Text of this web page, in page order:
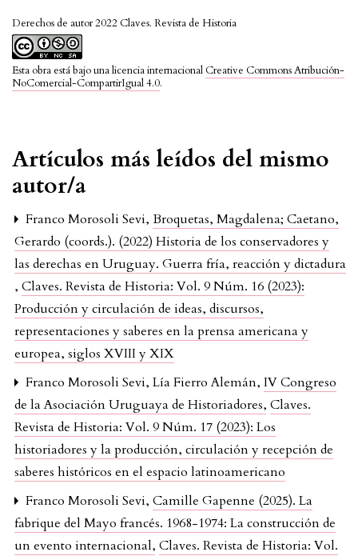
Derechos de autor 2022 Claves. Revista de Historia
Esta obra está bajo una licencia internacional Creative Commons Atribución-
NoComercial-CompartirIgual 4.0.
Artículos más leídos del mismo
autor/a
Franco Morosoli Sevi, Broquetas, Magdalena; Caetano,
Gerardo (coords.). (2022) Historia de los conservadores y
las derechas en Uruguay. Guerra fría, reacción y dictadura
, Claves. Revista de Historia: Vol. 9 Núm. 16 (2023):
Producción y circulación de ideas, discursos,
representaciones y saberes en la prensa americana y
europea, siglos XVIII y XIX
Franco Morosoli Sevi, Lía Fierro Alemán, IV Congreso
de la Asociación Uruguaya de Historiadores, Claves.
Revista de Historia: Vol. 9 Núm. 17 (2023): Los
historiadores y la producción, circulación y recepción de
saberes históricos en el espacio latinoamericano
Franco Morosoli Sevi, Camille Gapenne (2025). La
fabrique del Mayo francés. 1968-1974: La construcción de
un evento internacional, Claves. Revista de Historia: Vol.